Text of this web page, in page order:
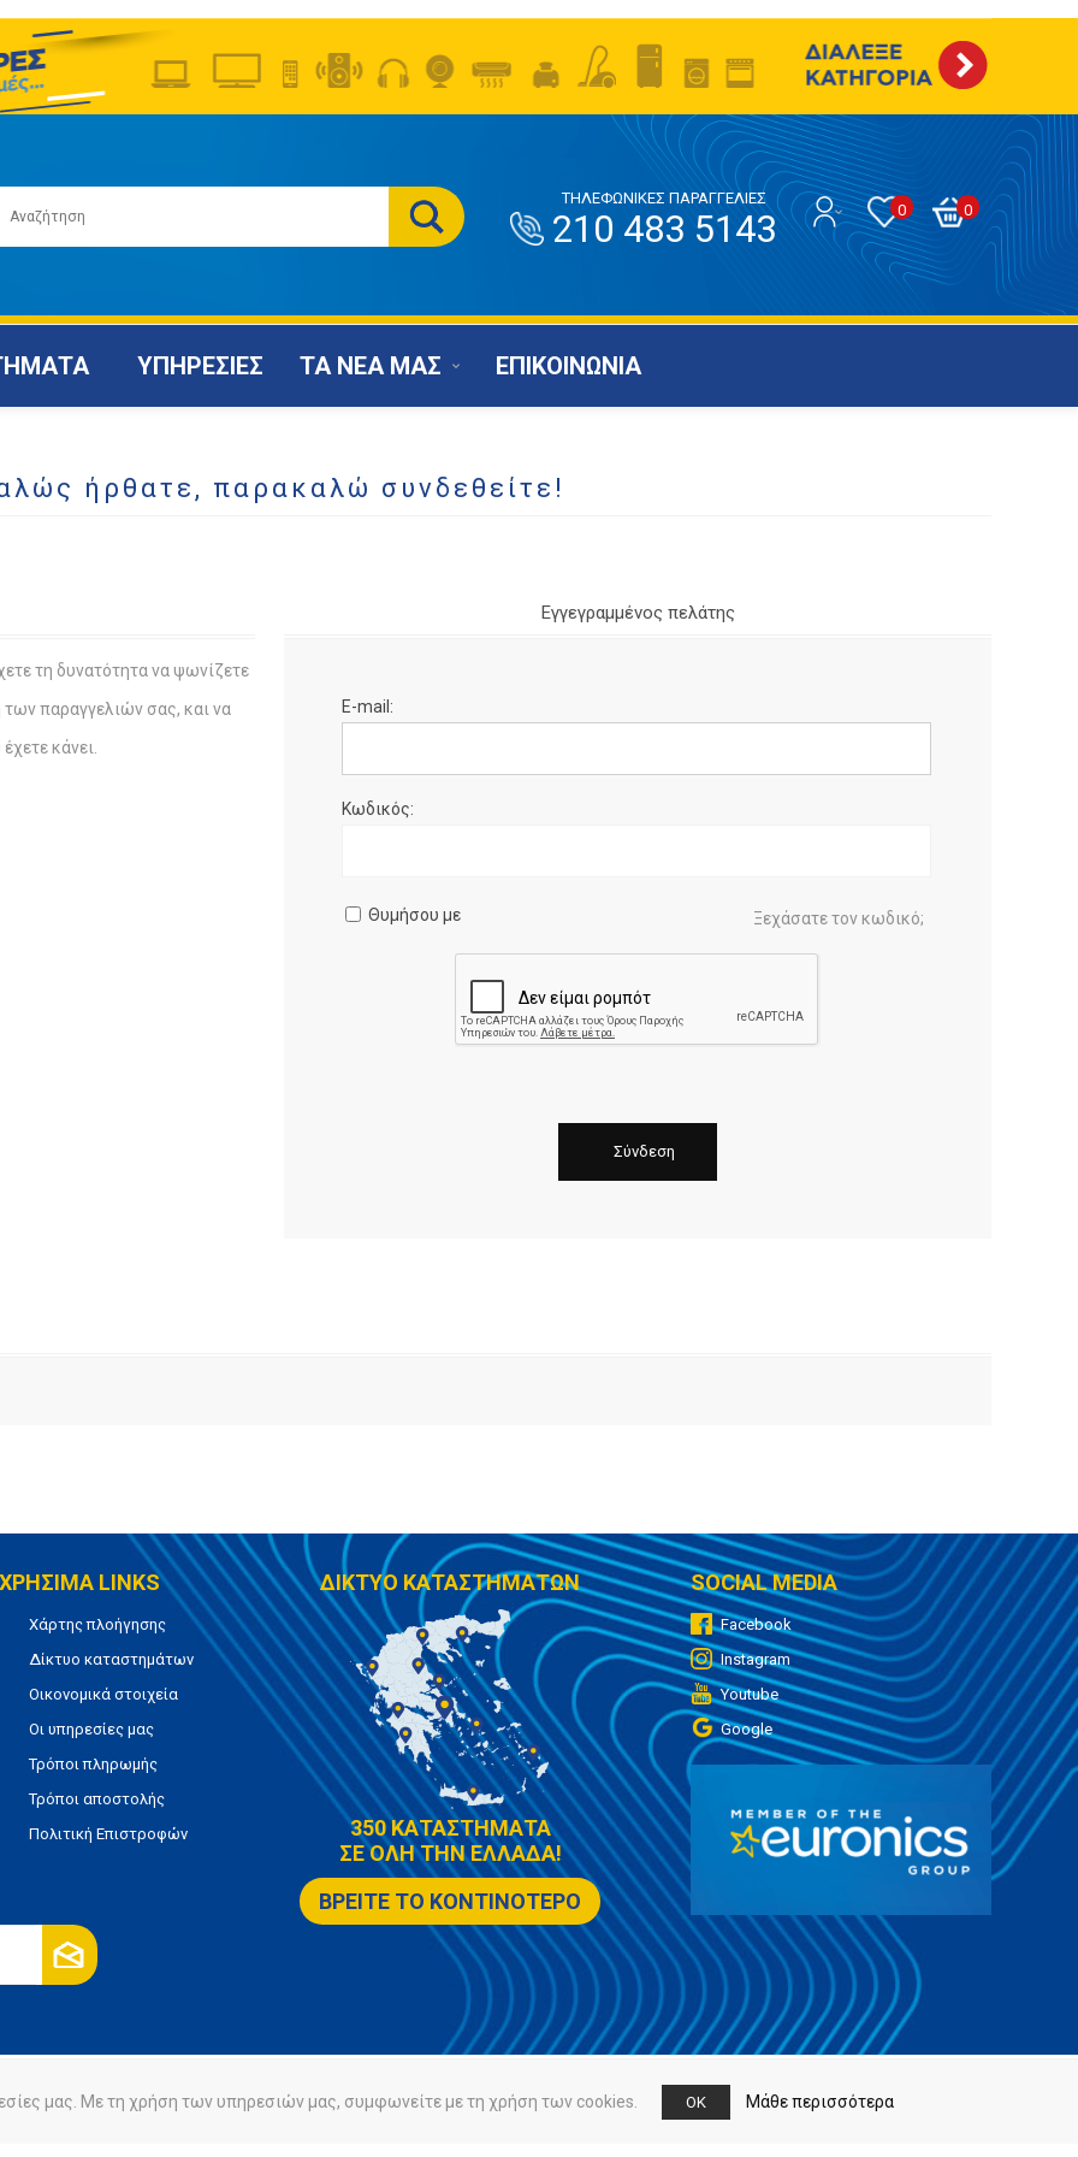
0
0
ΤΗΛΕΦΩΝΙΚΕΣ ΠΑΡΑΓΓΕΛΙΕΣ
210 483 5143
ΥΠΗΡΕΣΙΕΣ ΤΑ ΝΕΑ ΜΑΣ ΕΠΙΚΟΙΝΩΝΙΑ
ήρθατε, παρακαλώ συνδεθείτε!
τη δυνατότητα να ψωνίζετε
των παραγγελιών σας, και να
κάνει.
Εγγεγραμμένος πελάτης
E-mail:
Κωδικός:
Θυμήσου με Ξεχάσατε τον κωδικό;
ΧΡΗΣΙΜΑ LINKS
Χάρτης πλοήγησης
Δίκτυο καταστημάτων
Οικονομικά στοιχεία
Οι υπηρεσίες μας
Τρόποι πληρωμής
Τρόποι αποστολής
Πολιτική Επιστροφών
ΔΙΚΤΥΟ ΚΑΤΑΣΤΗΜΑΤΩΝ
350 ΚΑΤΑΣΤΗΜΑΤΑ
ΣΕ ΟΛΗ ΤΗΝ ΕΛΛΑΔΑ!
ΒΡΕΙΤΕ ΤΟ ΚΟΝΤΙΝΟΤΕΡΟ
SOCIAL MEDIA
Facebook
Instagram
Youtube
Google
Πολιτική Cookies
μας. Με τη χρήση των υπηρεσιών μας, συμφωνείτε με τη χρήση των cookies. OK Μάθε περισσότερα